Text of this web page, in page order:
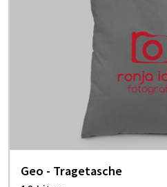
Geo - Tragetasche